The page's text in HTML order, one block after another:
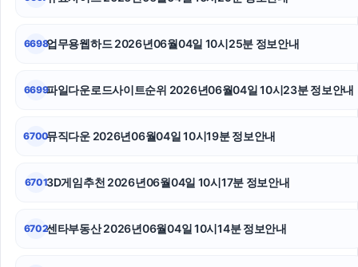
6698업무용웹하드 2026년06월04일 10시25분 정보안내
6699파일다운로드사이트순위 2026년06월04일 10시23분 정보안내
6700뮤직다운 2026년06월04일 10시19분 정보안내
67013D게임추천 2026년06월04일 10시17분 정보안내
6702센타부동산 2026년06월04일 10시14분 정보안내